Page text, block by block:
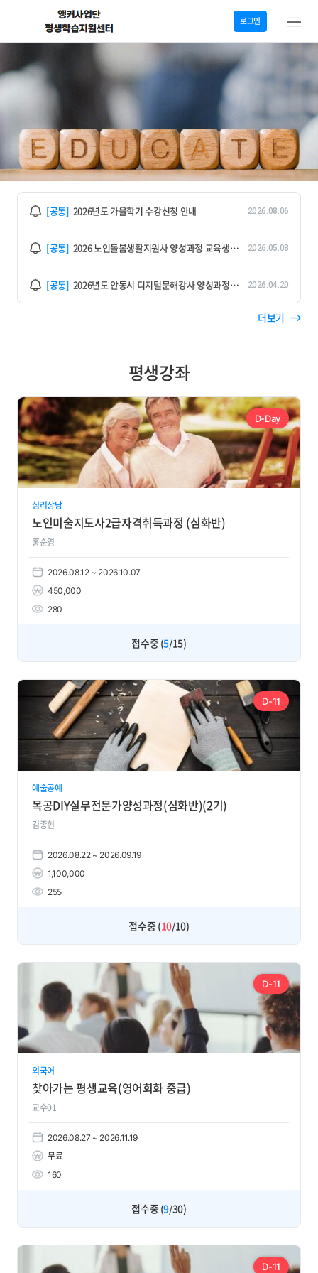
메
면
로그인
메
공
사
항
[공통] 2026년도 가을학기 수강신청 안내 2026.08.06
공
사
항
[공통] 2026 노인돌봄생활지원사 양성과정 교육생 모집 안내 2026.05.08
공
[공통] 2026년도 안동시 디지털문해강사 양성과정 모집 안내 2026.04.20
더보기
평생강좌
D-Day
심리상담
노인미술지도사2급자격취득과정 (심화반)
홍순영
2026.08.12 ~ 2026.10.07
450,000
280
접수중 (5/15)
D-11
예술공예
목공DIY실무전문가양성과정(심화반)(2기)
김종현
2026.08.22 ~ 2026.09.19
1,100,000
255
접수중 (10/10)
D-11
외국어
찾아가는 평생교육(영어회화 중급)
교수01
2026.08.27 ~ 2026.11.19
무료
160
접수중 (9/30)
D-11